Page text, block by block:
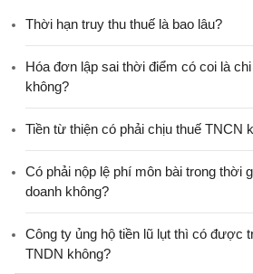
Thời hạn truy thu thuế là bao lâu?
Hóa đơn lập sai thời điểm có coi là
không?
Tiền từ thiện có phải chịu thuế TNCN
Có phải nộp lệ phí môn bài trong thời
doanh không?
Công ty ủng hộ tiền lũ lụt thì có được
TNDN không?